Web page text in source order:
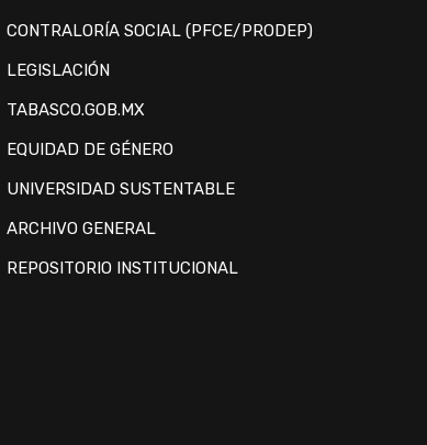
CONTRALORÍA SOCIAL (PFCE/PRODEP)
LEGISLACIÓN
TABASCO.GOB.MX
EQUIDAD DE GÉNERO
UNIVERSIDAD SUSTENTABLE
ARCHIVO GENERAL
REPOSITORIO INSTITUCIONAL